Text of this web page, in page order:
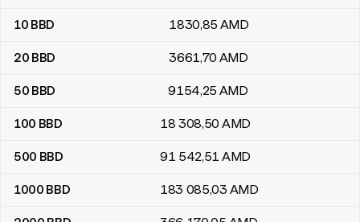
10 BBD 1830,85 AMD
20 BBD 3661,70 AMD
50 BBD 9154,25 AMD
100 BBD 18 308,50 AMD
500 BBD 91 542,51 AMD
1000 BBD 183 085,03 AMD